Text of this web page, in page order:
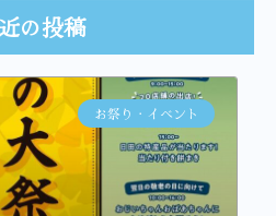
の投稿
お祭り・イベント